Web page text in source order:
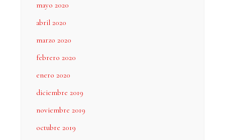
mayo 2020
abril 2020
marzo 2020
febrero 2020
enero 2020
diciembre 2019
noviembre 2019
octubre 2019